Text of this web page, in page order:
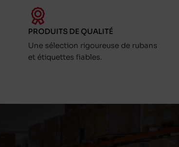
PRODUITS DE QUALITÉ
Une sélection rigoureuse de rubans
et étiquettes fiables.